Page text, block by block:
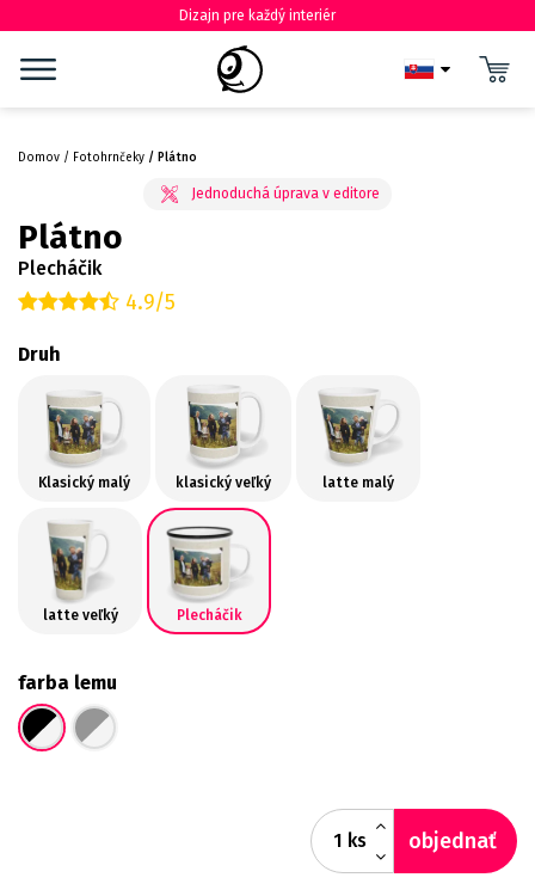
Dizajn pre každý interiér
Domov Fotohrnčeky Plátno
Plátno
Plecháčik
4.9/5
Druh
Klasický malý klasický veľký latte malý
latte veľký Plecháčik
farba lemu
ks objednať